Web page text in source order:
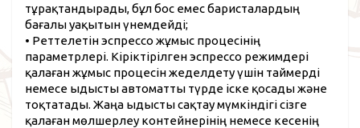
тұрақтандырады, бұл бос емес баристалардың
бағалы уақытын үнемдейді;
• Реттелетін эспрессо жұмыс процесінің
параметрлері. Кіріктірілген эспрессо режимдері
қалаған жұмыс процесін жеделдету үшін таймерді
немесе ыдысты автоматты түрде іске қосады және
тоқтатады. Жаңа ыдысты сақтау мүмкіндігі сізге
қалаған мөлшерлеу контейнерінің немесе кесенің